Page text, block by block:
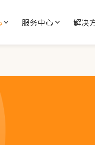
服务中心 解决